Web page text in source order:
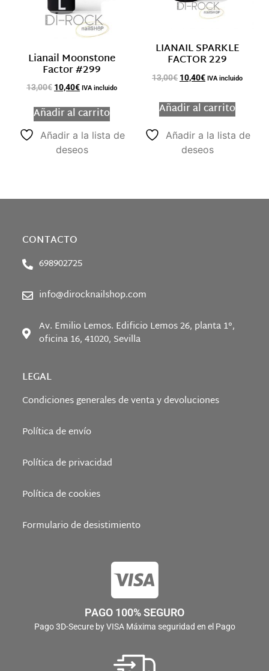
Lianail Moonstone
Factor #299
13,00€ 10,40€ IVA incluido
Añadir al carrito
Añadir a la lista de
deseos
LIANAIL SPARKLE
FACTOR 229
13,00€ 10,40€ IVA incluido
Añadir al carrito
Añadir a la lista de
deseos
CONTACTO
698902725
info@dirocknailshop.com
Av. Emilio Lemos. Edificio Lemos 26, planta 1°,
oficina 16, 41020, Sevilla
LEGAL
Condiciones generales de venta y devoluciones
Política de envío
Política de privacidad
Política de cookies
Formulario de desistimiento
PAGO 100% SEGURO
Pago 3D-Secure by VISA Máxima seguridad en el Pago